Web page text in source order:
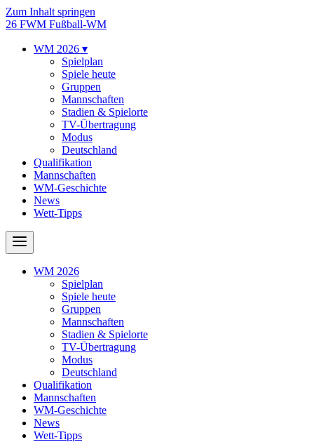
Zum Inhalt springen
26 FWM Fußball-WM
WM 2026 ▾
Spielplan
Spiele heute
Gruppen
Mannschaften
Stadien & Spielorte
TV-Übertragung
Modus
Deutschland
Qualifikation
Mannschaften
WM-Geschichte
News
Wett-Tipps
WM 2026
Spielplan
Spiele heute
Gruppen
Mannschaften
Stadien & Spielorte
TV-Übertragung
Modus
Deutschland
Qualifikation
Mannschaften
WM-Geschichte
News
Wett-Tipps